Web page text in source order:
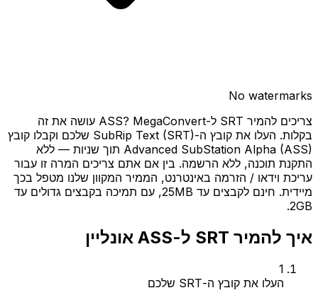
No watermarks
צריכים להמיר SRT ל-ASS? MegaConvert עושה את זה
בקלות. העלו את קובץ ה-SubRip Text (SRT) שלכם וקבלו קובץ
Advanced SubStation Alpha (ASS) תוך שניות — ללא
התקנת תוכנה, ללא הרשמה. בין אם אתם צריכים המרה זו עבור
עריכת וידאו / הזרמה באינטרנט, הממיר המקוון שלנו מטפל בכך
מיידית. חינם לקבצים עד 25MB, עם תמיכה בקבצים גדולים עד
2GB.
איך להמיר SRT ל-ASS אונליין
1
העלו את קובץ ה-SRT שלכם